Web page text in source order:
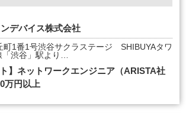
デバイス株式会社
町1番1号渋谷サクラステージ SHIBUYAタワ
渋谷」駅より…
ト】ネットワークエンジニア（ARISTA社
円以上